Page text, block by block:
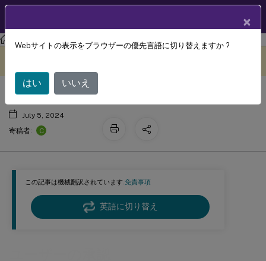
Session Recording Session Recording 2207
この記事は機械翻訳されています.免責事項
英語に切り替え
ユーザーの承認
July 5, 2024
寄稿者:
C
×
Webサイトの表示をブラウザーの優先言語に切り替えますか ?
はい いいえ